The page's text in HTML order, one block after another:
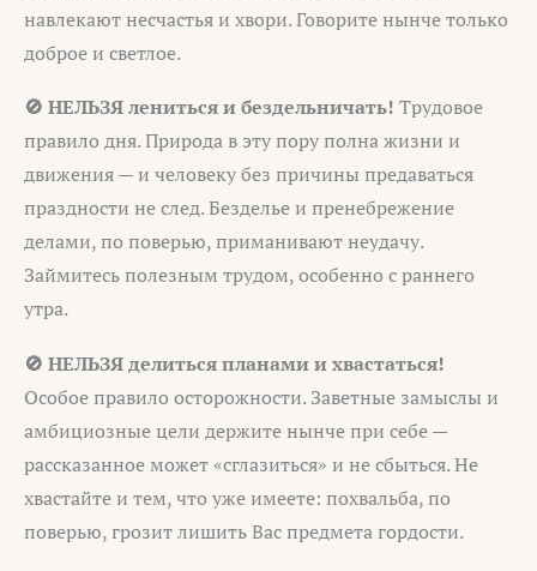
навлекают несчастья и хвори. Говорите нынче только
доброе и светлое.
🚫 НЕЛЬЗЯ лениться и бездельничать! Трудовое
правило дня. Природа в эту пору полна жизни и
движения — и человеку без причины предаваться
праздности не след. Безделье и пренебрежение
делами, по поверью, приманивают неудачу.
Займитесь полезным трудом, особенно с раннего
утра.
🚫 НЕЛЬЗЯ делиться планами и хвастаться!
Особое правило осторожности. Заветные замыслы и
амбициозные цели держите нынче при себе —
рассказанное может «сглазиться» и не сбыться. Не
хвастайте и тем, что уже имеете: похвальба, по
поверью, грозит лишить Вас предмета гордости.